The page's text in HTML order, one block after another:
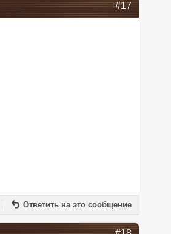
#17
Ответить на это сообщение